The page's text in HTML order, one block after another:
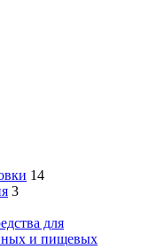
14
3
для
и пищевых